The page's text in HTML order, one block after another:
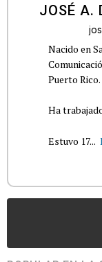
JOSÉ A.
Nacido en
Puerto
Ha
Estuvo 17...